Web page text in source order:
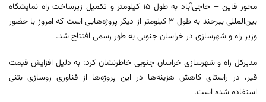
محور قاین – حاجی‌آباد به طول ۱۵ کیلومتر و تکمیل زیرساخت راه نمایشگاه
بین‌المللی بیرجند به طول ۳ کیلومتر از دیگر پروژه‌هایی است که امروز با حضور
وزیر راه و شهرسازی در خراسان جنوبی به طور رسمی افتتاح شد.
مدیرکل راه و شهرسازی خراسان جنوبی خاطرنشان کرد: به دلیل افزایش قیمت
قیر، در راستای کاهش هزینه‌ها در این پروژه‌ها از فناوری روسازی بتنی
استفاده شده است.